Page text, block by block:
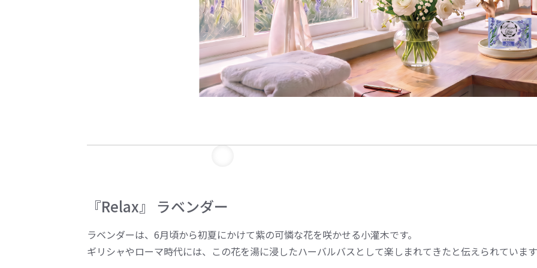
『Relax』 ラベンダー
ラベンダーは、6月頃から初夏にかけて紫の可憐な花を咲かせる小灌木です。
ギリシャやローマ時代には、この花を湯に浸したハーバルバスとして楽しまれてきたと伝えられていま